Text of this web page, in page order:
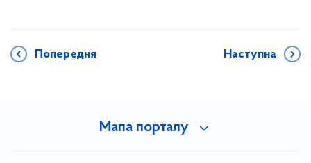
Попередня Наступна
Мапа порталу